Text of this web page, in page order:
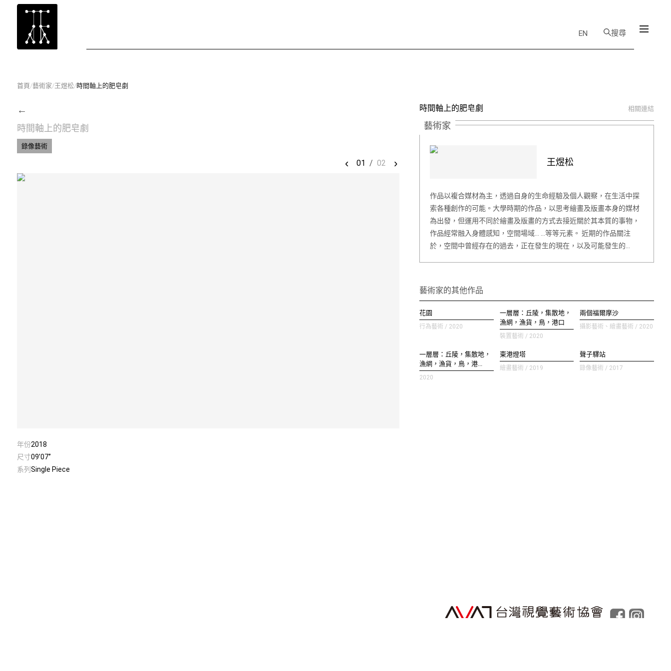
EN 搜尋
首頁/藝術家/王煜松/時間軸上的肥皂劇
←
時間軸上的肥皂劇
錄像藝術
‹ 01 / 02 ›
年份2018
尺寸09’07‘’
系列 Single Piece
時間軸上的肥皂劇 相關連結
藝術家
王煜松
作品以複合媒材為主，透過自身的生命經驗及個人觀察，在生活中探
索各種創作的可能。大學時期的作品，以思考繪畫及版畫本身的媒材
為出發，但運用不同於繪畫及版畫的方式去接近關於其本質的事物，
作品經常融入身體感知，空間場域… …等等元素。 近期的作品關注
於，空間中曾經存在的過去，正在發生的現在，以及可能發生的…
藝術家的其他作品
花園
行為藝術 / 2020
一層層：丘陵，集散地，
漁網，漁貨，鳥，港口
裝置藝術 / 2020
兩個福爾摩沙
攝影藝術、繪畫藝術 / 2020
一層層：丘陵，集散地，
漁網，漁貨，鳥，港...
2020
東港燈塔
繪畫藝術 / 2019
聲子驛站
錄像藝術 / 2017